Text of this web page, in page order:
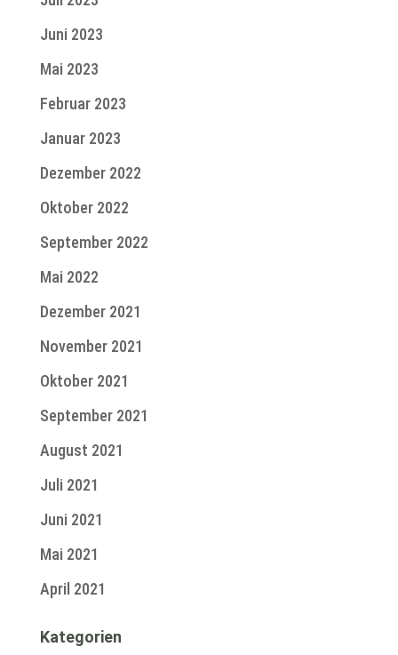
Juni 2023
Mai 2023
Februar 2023
Januar 2023
Dezember 2022
Oktober 2022
September 2022
Mai 2022
Dezember 2021
November 2021
Oktober 2021
September 2021
August 2021
Juli 2021
Juni 2021
Mai 2021
April 2021
Kategorien